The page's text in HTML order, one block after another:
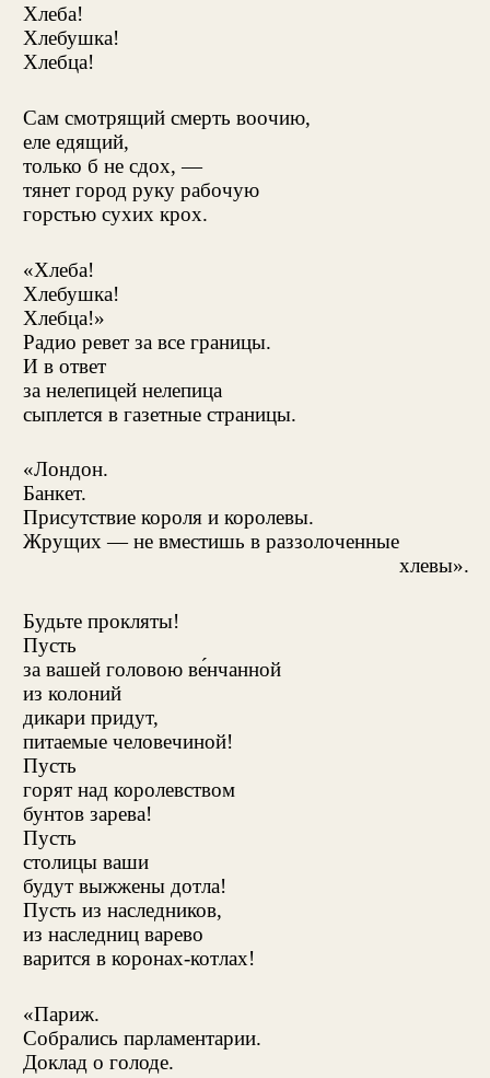
Хлеба!
Хлебушка!
Хлебца!
Сам смотрящий смерть воочию,
еле едящий,
только б не сдох, —
тянет город руку рабочую
горстью сухих крох.
«Хлеба!
Хлебушка!
Хлебца!»
Радио ревет за все границы.
И в ответ
за нелепицей нелепица
сыплется в газетные страницы.
«Лондон.
Банкет.
Присутствие короля и королевы.
Жрущих — не вместишь в раззолоченные
хлевы».
Будьте прокляты!
Пусть
за вашей головою ве́нчанной
из колоний
дикари придут,
питаемые человечиной!
Пусть
горят над королевством
бунтов зарева!
Пусть
столицы ваши
будут выжжены дотла!
Пусть из наследников,
из наследниц варево
варится в коронах-котлах!
«Париж.
Собрались парламентарии.
Доклад о голоде.